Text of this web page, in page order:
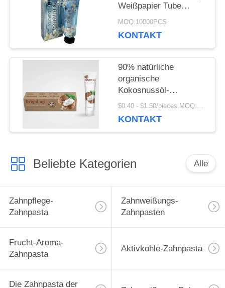
BESTIMMUNGEN
Weißpapier Tube
Karton
MOQ:10000PCS
KONTAKT
90% natürliche
organische
Kokosnussöl-
Antizahnbelag-
$0.40 - $1.50/pieces MOQ:240 Stücke
KONTAKT
Beliebte Kategorien Alle
Zahnpflege-
Zahnpasta
Zahnweißungs-
Zahnpasten
Frucht-Aroma-
Zahnpasta
Aktivkohle-Zahnpasta
Die Zahnpasta der